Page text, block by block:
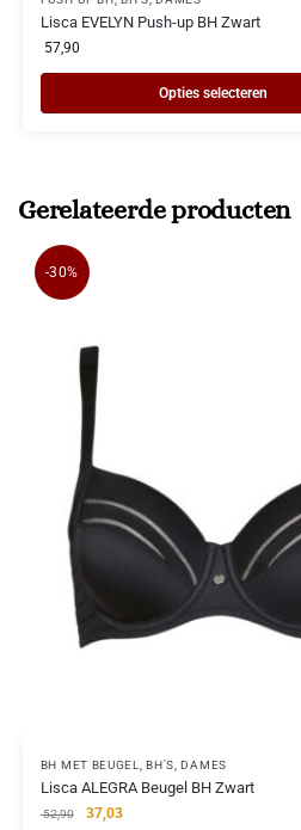
Lisca EVELYN Push-up BH Zwart
57,90
Opties selecteren
Gerelateerde producten
-30%
BH MET BEUGEL,BH'S,DAMES
Lisca ALEGRA Beugel BH Zwart
52,90 37,03